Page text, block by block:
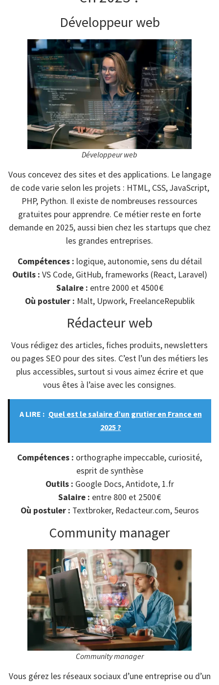
Développeur web
Développeur web
Vous concevez des sites et des applications. Le langage
de code varie selon les projets : HTML, CSS, JavaScript,
PHP, Python. Il existe de nombreuses ressources
gratuites pour apprendre. Ce métier reste en forte
demande en 2025, aussi bien chez les startups que chez
les grandes entreprises.
Compétences : logique, autonomie, sens du détail
Outils : VS Code, GitHub, frameworks (React, Laravel)
Salaire : entre 2000 et 4500 €
Où postuler : Malt, Upwork, FreelanceRepublik
Rédacteur web
Vous rédigez des articles, fiches produits, newsletters
ou pages SEO pour des sites. C’est l’un des métiers les
plus accessibles, surtout si vous aimez écrire et que
vous êtes à l’aise avec les consignes.
A LIRE : Quel est le salaire d’un grutier en France en
2025 ?
Compétences : orthographe impeccable, curiosité,
esprit de synthèse
Outils : Google Docs, Antidote, 1.fr
Salaire : entre 800 et 2500 €
Où postuler : Textbroker, Redacteur.com, 5euros
Community manager
Community manager
Vous gérez les réseaux sociaux d’une entreprise ou d’un